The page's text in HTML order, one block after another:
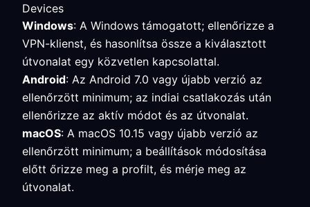
Devices
Windows: A Windows támogatott; ellenőrizze a
VPN-klienst, és hasonlítsa össze a kiválasztott
útvonalat egy közvetlen kapcsolattal.
Android: Az Android 7.0 vagy újabb verzió az
ellenőrzött minimum; az indiai csatlakozás után
ellenőrizze az aktív módot és az útvonalat.
macOS: A macOS 10.15 vagy újabb verzió az
ellenőrzött minimum; a beállítások módosítása
előtt őrizze meg a profilt, és mérje meg az
útvonalat.